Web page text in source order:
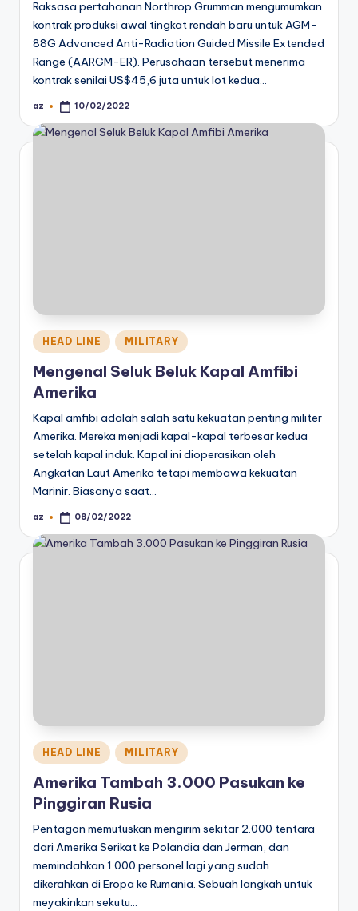
Raksasa pertahanan Northrop Grumman mengumumkan
kontrak produksi awal tingkat rendah baru untuk AGM-
88G Advanced Anti-Radiation Guided Missile Extended
Range (AARGM-ER). Perusahaan tersebut menerima
kontrak senilai US$45,6 juta untuk lot kedua…
Posted
az 10/02/2022
Posted
in
HEAD LINE MILITARY
Mengenal Seluk Beluk Kapal Amfibi
Amerika
Kapal amfibi adalah salah satu kekuatan penting militer
Amerika. Mereka menjadi kapal-kapal terbesar kedua
setelah kapal induk. Kapal ini dioperasikan oleh
Angkatan Laut Amerika tetapi membawa kekuatan
Marinir. Biasanya saat…
Posted
az 08/02/2022
Posted
in
HEAD LINE MILITARY
Amerika Tambah 3.000 Pasukan ke
Pinggiran Rusia
Pentagon memutuskan mengirim sekitar 2.000 tentara
dari Amerika Serikat ke Polandia dan Jerman, dan
memindahkan 1.000 personel lagi yang sudah
dikerahkan di Eropa ke Rumania. Sebuah langkah untuk
meyakinkan sekutu…